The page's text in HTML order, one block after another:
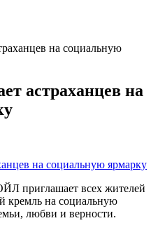
на социальную
астраханцев на
приглашает всех жителей
кремль на социальную
любви и верности.